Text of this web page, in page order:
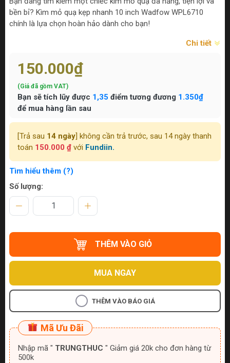
bền bỉ? Kìm mỏ quạ kẹp nhanh 10 inch Wadfow WPL6710
chính là lựa chọn hoàn hảo dành cho bạn!
Chi tiết
150.000₫
(Giá đã gồm VAT)
Bạn sẽ tích lũy được 1,35 điểm tương đương 1.350₫
để mua hàng lần sau
[Trả sau 14 ngày ] không cần trả trước, sau 14 ngày thanh
toán 150.000 ₫ với Fundiin.
Tìm hiểu thêm (?)
Số lượng:
THÊM VÀO GIỎ
MUA NGAY
THÊM VÀO BÁO GIÁ
Mã Ưu Đãi
Nhập mã " TRUNGTHUC " Giảm giá 20k cho đơn hàng từ
500k